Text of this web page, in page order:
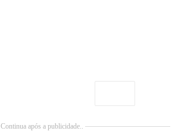
Continua após a publicidade..